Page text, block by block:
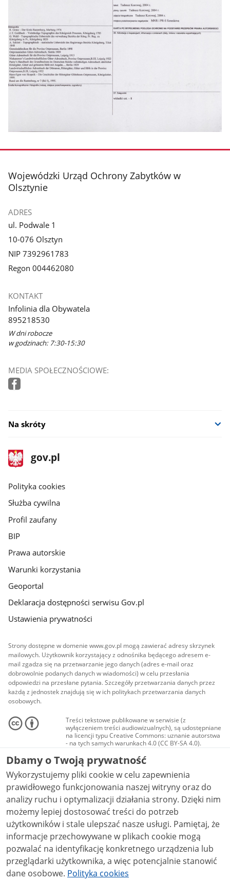
stopka
Wojewódzki Urząd Ochrony Zabytków w
Olsztynie
ADRES
ul. Podwale 1
10-076 Olsztyn
NIP 7392961783
Regon 004462080
KONTAKT
Infolinia dla Obywatela
895218530
W dni robocze
w godzinach: 7:30-15:30
MEDIA SPOŁECZNOŚCIOWE:
Na skróty
stopka
gov.pl
Strona
gov.pl
gov.pl
Polityka cookies
Służba cywilna
Profil zaufany
BIP
Prawa autorskie
Warunki korzystania
Geoportal
Deklaracja dostępności serwisu Gov.pl
Ustawienia prywatności
Strony dostępne w domenie www.gov.pl mogą zawierać adresy skrzynek
mailowych. Użytkownik korzystający z odnośnika będącego adresem e-
mail zgadza się na przetwarzanie jego danych (adres e-mail oraz
dobrowolnie podanych danych w wiadomości) w celu przesłania
odpowiedzi na przesłane pytania. Szczegóły przetwarzania danych przez
każdą z jednostek znajdują się w ich politykach przetwarzania danych
osobowych.
Treści tekstowe publikowane w serwisie (z
wyłączeniem treści audiowizualnych), są udostępniane
na licencji typu Creative Commons: uznanie autorstwa
- na tych samych warunkach 4.0 (CC BY-SA 4.0).
Materiały audiowizualne, w tym zdjęcia, materiały
audio i wideo, są udostępniane na licencji typu
Creative Commons: uznanie autorstwa użycie
niekomercyjne - bez utworów zależnych 4.0 (CC BY-
NC-ND 4.0), o ile nie jest to stwierdzone inaczej.
Dbamy o Twoją prywatność
Wykorzystujemy pliki cookie w celu zapewnienia
prawidłowego funkcjonowania naszej witryny oraz do
analizy ruchu i optymalizacji działania strony. Dzięki nim
możemy lepiej dostosować treści do potrzeb
użytkowników i stale ulepszać nasze usługi. Pamiętaj, że
informacje przechowywane w plikach cookie mogą
pozwalać na identyfikację konkretnego urządzenia lub
przeglądarki użytkownika, a więc potencjalnie stanowić
dane osobowe. Polityka cookies